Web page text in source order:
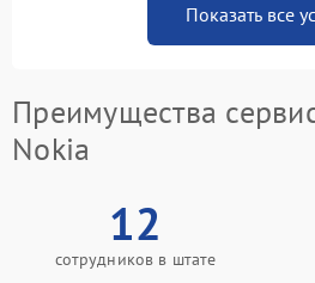
Показать все
Преимущества
Nokia
12
сотрудников в штате